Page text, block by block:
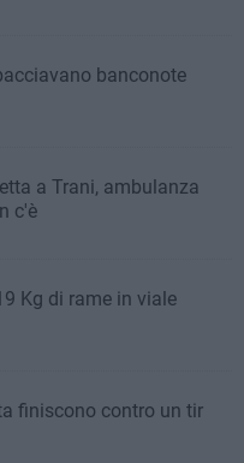
banconote
a Trani, ambulanza
c'è
Kg di rame in viale
finiscono contro un tir